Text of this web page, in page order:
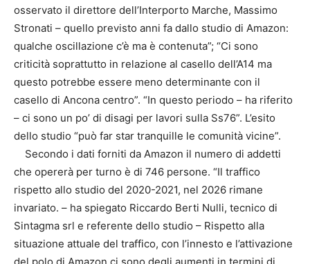
osservato il direttore dell’Interporto Marche, Massimo
Stronati – quello previsto anni fa dallo studio di Amazon:
qualche oscillazione c’è ma è contenuta”; “Ci sono
criticità soprattutto in relazione al casello dell’A14 ma
questo potrebbe essere meno determinante con il
casello di Ancona centro”. “In questo periodo – ha riferito
– ci sono un po’ di disagi per lavori sulla Ss76”. L’esito
dello studio “può far star tranquille le comunità vicine”.
Secondo i dati forniti da Amazon il numero di addetti
che opererà per turno è di 746 persone. “Il traffico
rispetto allo studio del 2020-2021, nel 2026 rimane
invariato. – ha spiegato Riccardo Berti Nulli, tecnico di
Sintagma srl e referente dello studio – Rispetto alla
situazione attuale del traffico, con l’innesto e l’attivazione